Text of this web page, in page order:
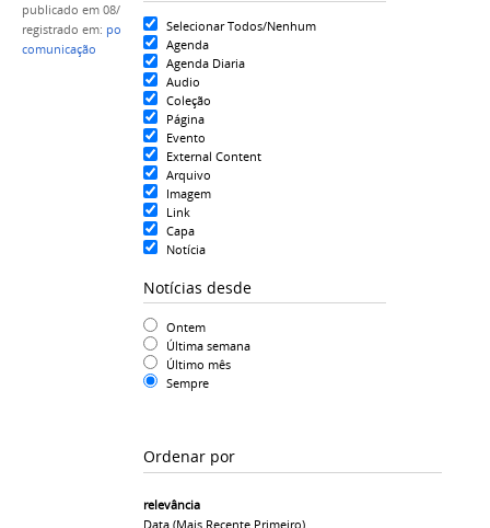
Selecionar Todos/Nenhum
Agenda
Agenda Diaria
Audio
Coleção
Página
Evento
External Content
Arquivo
Imagem
Link
Capa
Notícia
Notícias desde
Ontem
Última semana
Último mês
Sempre
Ordenar por
relevância
Data (mais Recente Primeiro)
publicado em 08/11/2019
registrado em: politica de comunicação,
comunicação